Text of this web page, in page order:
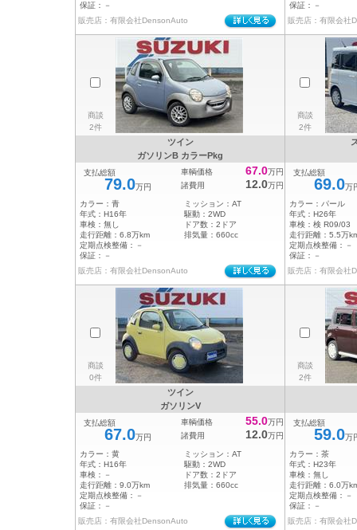
保証：
－
販売店：有限会社DensonAuto
保証：
－
販売店：有限会社
商談
2件
ツイン
ガソリンB カラーPkg
支払総額
79.0万円
車輌価格 67.0万円
諸費用
12.0万円
カラー： 青 ミッション： AT
年式： H16年 駆動： 2WD
車検： 無し ドア数： 2ドア
走行距離： 6.8万km 排気量： 660cc
定期点検整備：
－
保証：
－
販売店：有限会社DensonAuto
商談
2件
支払総額
69.0万
カラー： パール
年式： H26年
車検： 検 R09/03
走行距離： 5.5万
定期点検整備：
－
保証：
－
販売店：有限会社
商談
0件
ツイン
ガソリンV
支払総額
67.0万円
車輌価格 55.0万円
諸費用
12.0万円
カラー： 黄 ミッション： AT
年式： H16年 駆動： 2WD
車検：
－ ドア数： 2ドア
走行距離： 9.0万km 排気量： 660cc
定期点検整備：
－
保証：
－
販売店：有限会社DensonAuto
商談
2件
支払総額
59.0万
カラー： 茶
年式： H23年
車検： 無し
走行距離： 6.0万
定期点検整備：
－
保証：
－
販売店：有限会社